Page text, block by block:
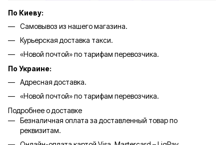
По Киеву:
Самовывоз из нашего магазина.
Курьерская доставка такси.
«Новой почтой» по тарифам перевозчика.
По Украине:
Адресная доставка.
«Новой почтой» по тарифам перевозчика.
Подробнее о доставке
Безналичная оплата за доставленный товар по
реквизитам.